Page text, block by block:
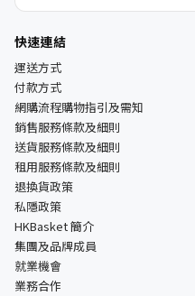
快速連結
運送方式
付款方式
網購流程購物指引及需知
銷售服務條款及細則
送貨服務條款及細則
租用服務條款及細則
退換貨政策
私隱政策
HKBasket 簡介
集團及品牌成員
就業機會
業務合作